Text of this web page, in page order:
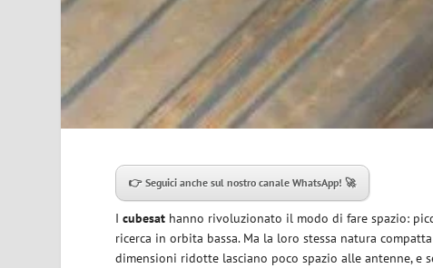
👉 Seguici anche sul nostro canale WhatsApp! 🚀
I cubesat hanno rivoluzionato il modo di fare spazio:
ricerca in orbita bassa. Ma la loro stessa natura
dimensioni ridotte lasciano poco spazio alle antenne, e